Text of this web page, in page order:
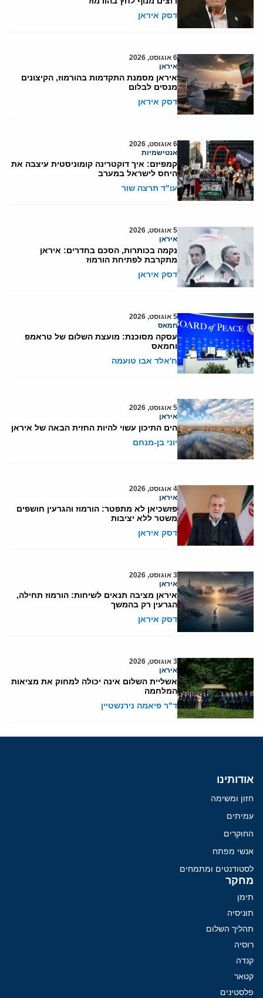
דסק איראן
6 אוגוסט, 2026
איראן
איראן מסמנת התקדמות בהורמוז, הקיצונים
מנסים לבלום
דסק איראן
6 אוגוסט, 2026
אנטישמיות
קמפיזם: איך דוקטרינה קומוניסטית עיצבה את
היחס לישראל במערב
עו"ד תרצה שור
5 אוגוסט, 2026
איראן
נקמה בכותרות, הסכם בחדרים: איראן
מתקרבת לפתיחת הורמוז
דסק איראן
5 אוגוסט, 2026
חמאס
עסקה מסוכנת: מועצת השלום של טראמפ
וחמאס
ח'אלד אבו טועמה
5 אוגוסט, 2026
איראן
הים התיכון עשוי להיות החזית הבאה של איראן
יוני בן-מנחם
4 אוגוסט, 2026
איראן
פזשכיאן לא מתפטר: הורמוז והגרעין חושפים
משטר ללא יציבות
דסק איראן
3 אוגוסט, 2026
איראן
איראן מציבה תנאים לשיחות: הורמוז תחילה,
הגרעין רק בהמשך
דסק איראן
3 אוגוסט, 2026
איראן
אשליית השלום אינה יכולה למחוק את מציאות
המלחמה
ד"ר פיאמה נירנשטיין
אודותינו
חזון ומשימה
עמיתים
החוקרים
אנשי מפתח
לסטודנטים ומתמחים
מחקר
תימן
תוניסיה
תהליך השלום
רוסיה
קנדה
קטאר
פלסטינים